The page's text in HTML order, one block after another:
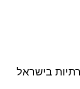
בישראל